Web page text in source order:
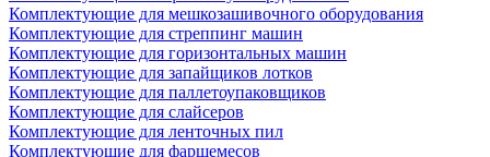
Комплектующие для мешкозашивочного оборудования
Комплектующие для стреппинг машин
Комплектующие для горизонтальных машин
Комплектующие для запайщиков лотков
Комплектующие для паллетоупаковщиков
Комплектующие для слайсеров
Комплектующие для ленточных пил
Комплектующие для фаршемесов